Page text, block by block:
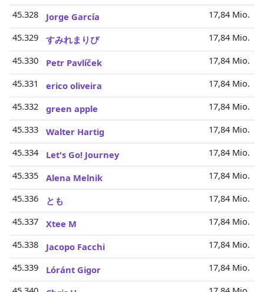
45.328
Jorge García
17,84 Mio.
45.329
すみれまりぴ
17,84 Mio.
45.330
Petr Pavlíček
17,84 Mio.
45.331
erico oliveira
17,84 Mio.
45.332
green apple
17,84 Mio.
45.333
Walter Hartig
17,84 Mio.
45.334
Let's Go! Journey
17,84 Mio.
45.335
Alena Melnik
17,84 Mio.
45.336
とも
17,84 Mio.
45.337
Xtee M
17,84 Mio.
45.338
Jacopo Facchi
17,84 Mio.
45.339
Lóránt Gigor
17,84 Mio.